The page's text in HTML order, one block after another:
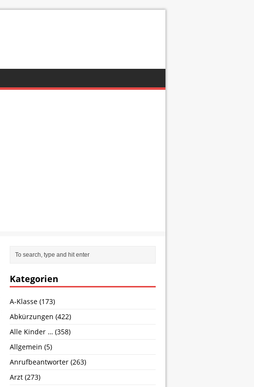
Kategorien
A-Klasse (173)
Abkürzungen (422)
Alle Kinder … (358)
Allgemein (5)
Anrufbeantworter (263)
Arzt (273)